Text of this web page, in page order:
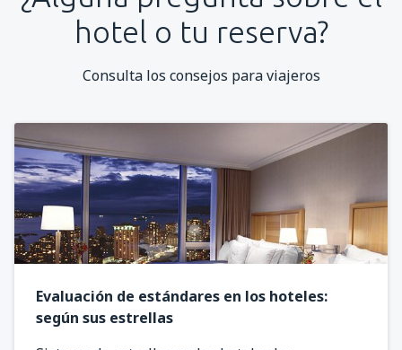
hotel o tu reserva?
Consulta los consejos para viajeros
Evaluación de estándares en los hoteles:
según sus estrellas